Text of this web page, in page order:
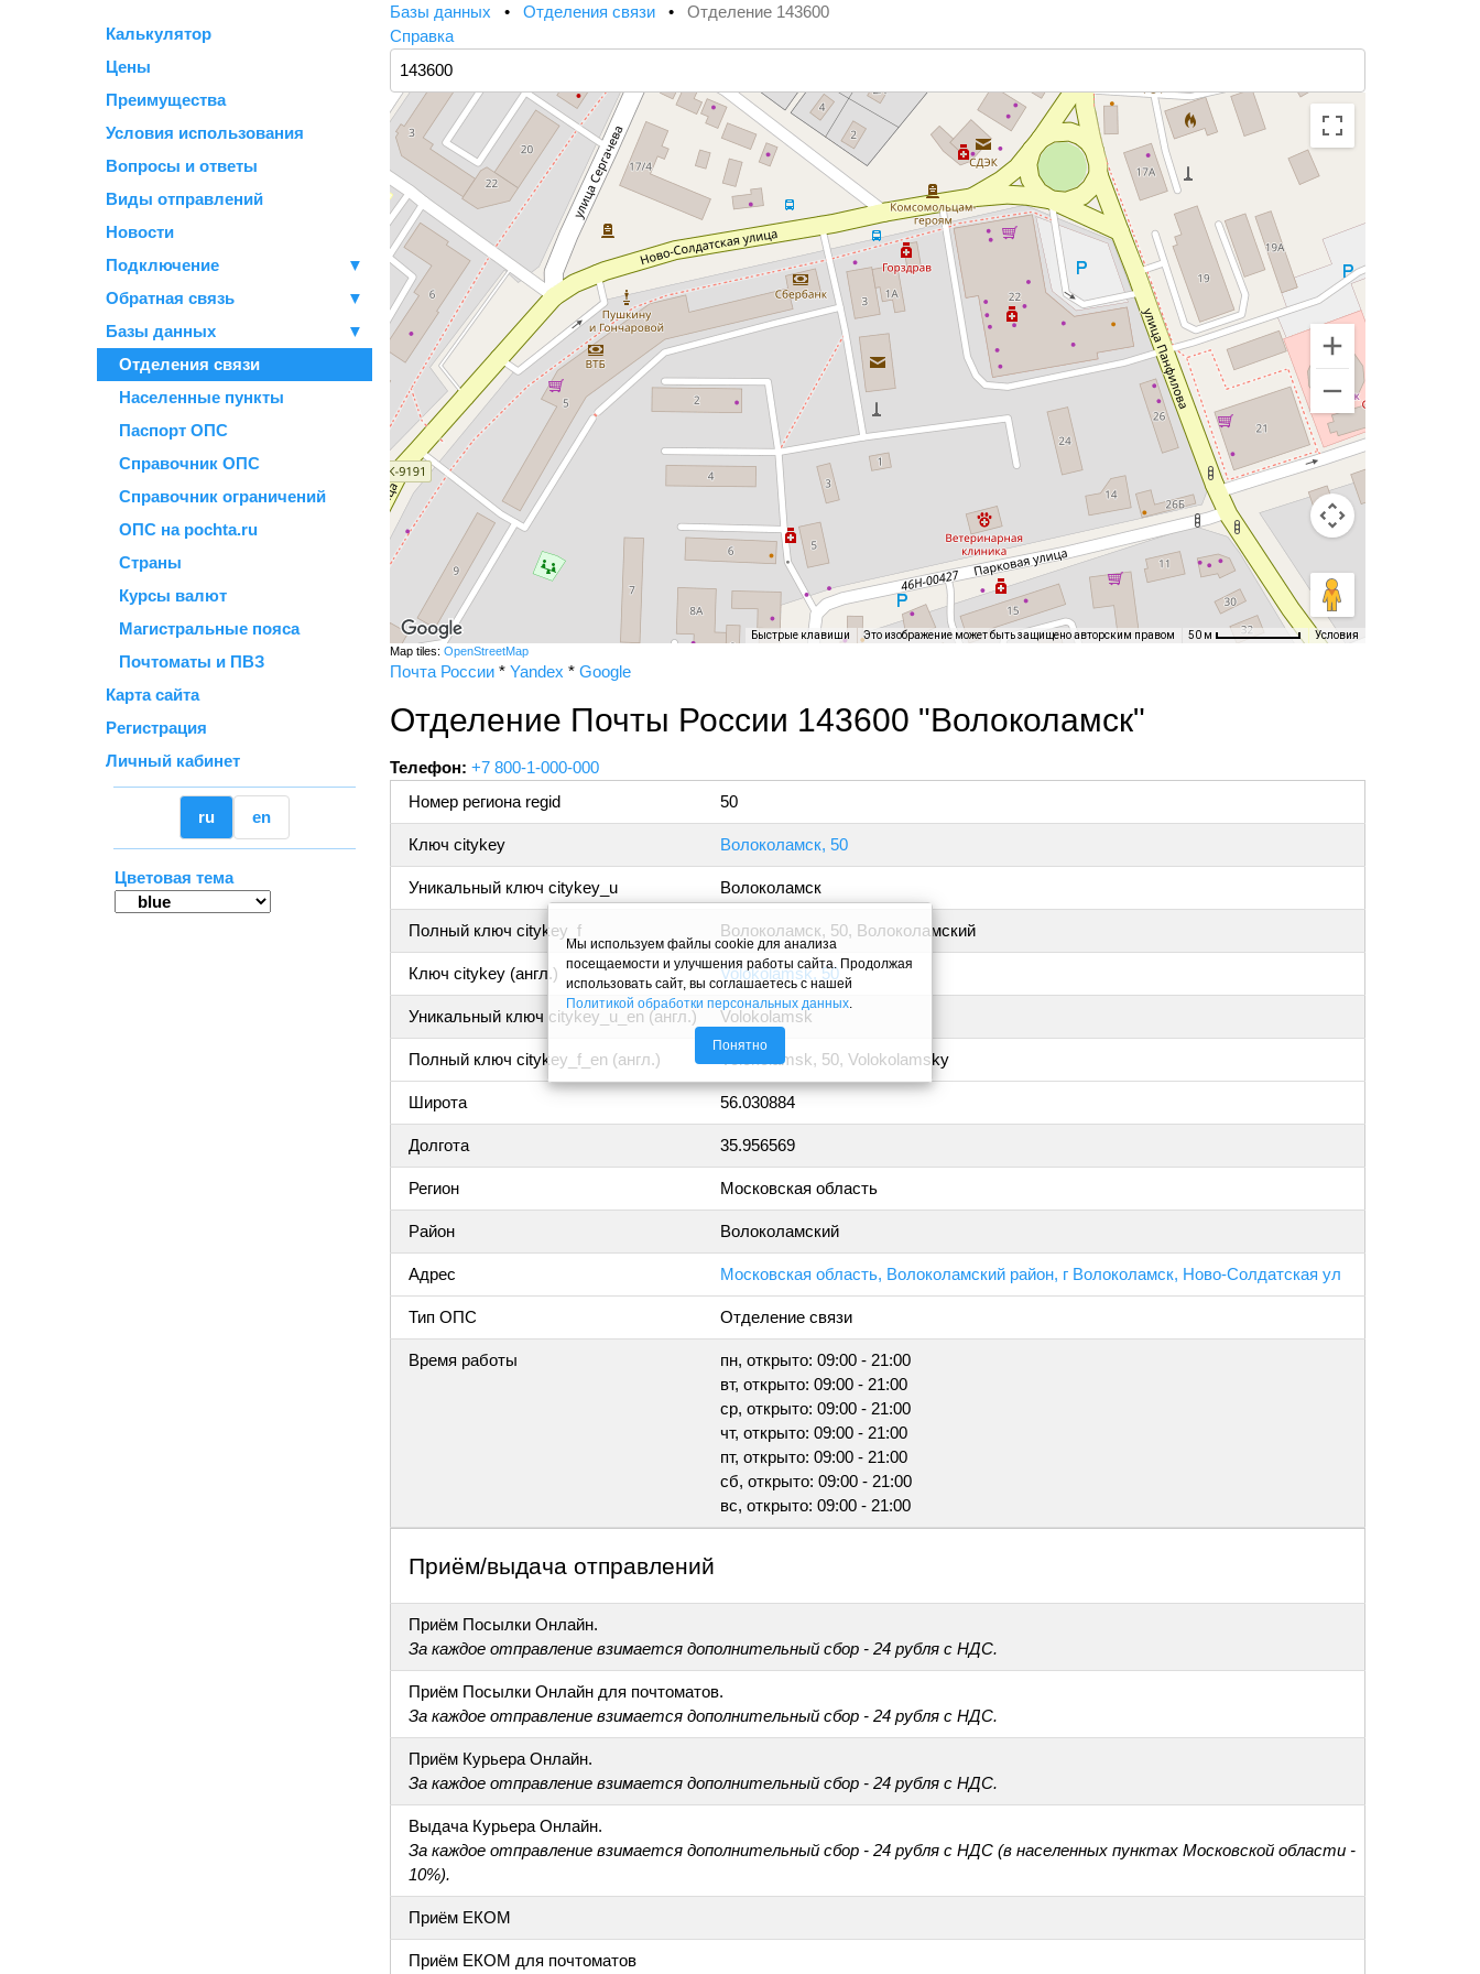
Калькулятор
Цены
Преимущества
Условия использования
Вопросы и ответы
Виды отправлений
Новости
Подключение
▼
Обратная связь
▼
Базы данных
▼
Отделения связи
Населенные пункты
Паспорт ОПС
Справочник ОПС
Справочник ограничений
ОПС на pochta.ru
Страны
Курсы валют
Магистральные пояса
Почтоматы и ПВЗ
Карта сайта
Регистрация
Личный кабинет
ru en
Цветовая тема
Базы данных • Отделения связи • Отделение 143600
Справка
Быстрые клавиши Это изображение может быть защищено авторским правом 50 м Условия
Map tiles: OpenStreetMap
Почта России * Yandex * Google
Отделение Почты России 143600 "Волоколамск"
Телефон: +7 800-1-000-000
Номер региона regid
50
Ключ citykey Волоколамск, 50
Уникальный ключ citykey_u Волоколамск
Полный ключ citykey_f Волоколамск, 50, Волоколамский
Ключ citykey (англ.) Volokolamsk, 50
Уникальный ключ citykey_u_en (англ.) Volokolamsk
Полный ключ citykey_f_en (англ.) Volokolamsk, 50, Volokolamsky
Широта 56.030884
Долгота 35.956569
Регион Московская область
Район Волоколамский
Адрес Московская область, Волоколамский район, г Волоколамск, Ново-Солдатская ул
Тип ОПС Отделение связи
Время работы
пн, открыто: 09:00 - 21:00
вт, открыто: 09:00 - 21:00
ср, открыто: 09:00 - 21:00
чт, открыто: 09:00 - 21:00
пт, открыто: 09:00 - 21:00
сб, открыто: 09:00 - 21:00
вс, открыто: 09:00 - 21:00
Приём/выдача отправлений
Приём Посылки Онлайн.
За каждое отправление взимается дополнительный сбор - 24 рубля с НДС.
Приём Посылки Онлайн для почтоматов.
За каждое отправление взимается дополнительный сбор - 24 рубля с НДС.
Приём Курьера Онлайн.
За каждое отправление взимается дополнительный сбор - 24 рубля с НДС.
Выдача Курьера Онлайн.
За каждое отправление взимается дополнительный сбор - 24 рубля с НДС (в населенных пунктах Московской области -
10%).
Приём ЕКОМ
Приём ЕКОМ для почтоматов
Мы используем файлы cookie для анализа
посещаемости и улучшения работы сайта. Продолжая
использовать сайт, вы соглашаетесь с нашей
Политикой обработки персональных данных
Понятно